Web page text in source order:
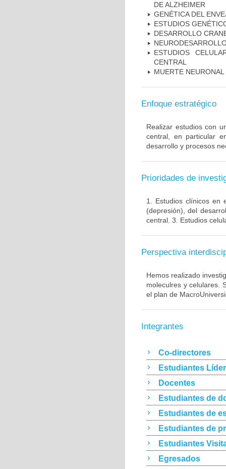
DE ALZHEIMER
GENÉTICA DEL
ESTUDIOS
DESARROLLO
ESTUDIOS
CENTRAL
MUERTE
Enfoque estratégico
Realizar estudios con
central, en particular
desarrollo y procesos
Prioridades de
1. Estudios clínicos en
(depresión), del
central. 3. Estudios
Perspectiva
Hemos realizado
moleculres y celulares.
el plan de
Integrantes
Co-directores
Estudiantes
Docentes
Estudiantes de
Estudiantes de
Estudiantes de
Estudiantes
Egresados